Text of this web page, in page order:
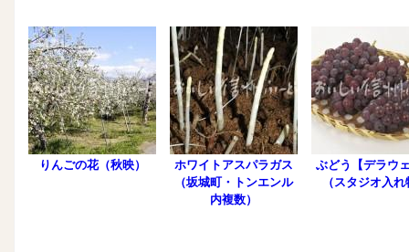
りんごの花（秋映）
ホワイトアスパラガス
（坂城町・トンエンル
内複数）
ぶどう【デラウ
（スタジオ入れ